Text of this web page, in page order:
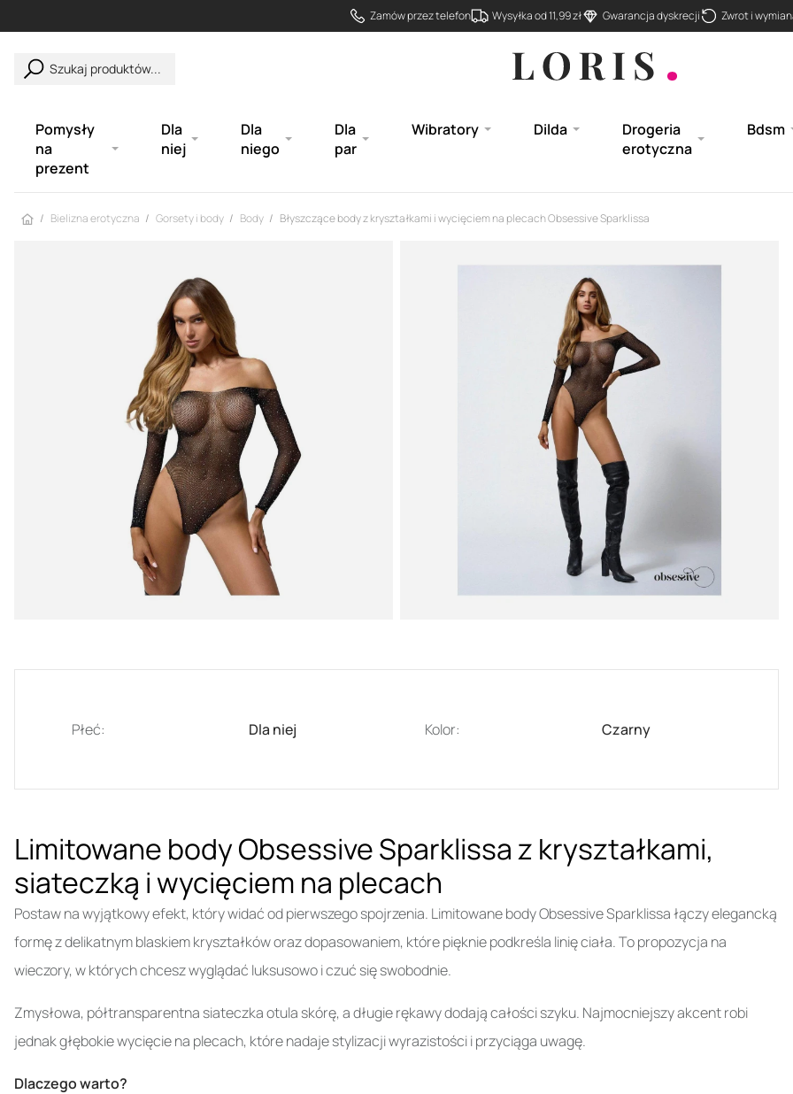
Zamów przez telefon Wysyłka od 11,99 zł Gwarancja dyskrecji Zwrot i
Szukaj produktów...
Pomysły
na
prezent
Dla
niej
Dla
niego
Dla
par
Wibratory Dilda
Drogeria
erotyczna
Bdsm
Strona główna
Bielizna erotyczna Gorsety i body Body Błyszczące body z kryształkami i wycięciem na plecach Obsessive Sparklissa
Płeć: Dla niej Kolor: Czarny
Limitowane body Obsessive Sparklissa z kryształkami,
siateczką i wycięciem na plecach
Postaw na wyjątkowy efekt, który widać od pierwszego spojrzenia. Limitowane body Obsessive Sparklissa łączy elegancką
formę z delikatnym blaskiem kryształków oraz dopasowaniem, które pięknie podkreśla linię ciała. To propozycja na
wieczory, w których chcesz wyglądać luksusowo i czuć się swobodnie.
Zmysłowa, półtransparentna siateczka otula skórę, a długie rękawy dodają całości szyku. Najmocniejszy akcent robi
jednak głębokie wycięcie na plecach, które nadaje stylizacji wyrazistości i przyciąga uwagę.
Dlaczego warto?